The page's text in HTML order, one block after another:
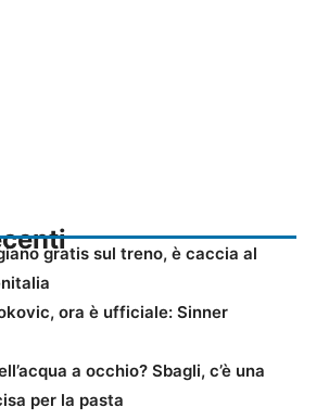
gratis sul treno, è caccia al
ora è ufficiale: Sinner
a occhio? Sbagli, c’è una
per la pasta